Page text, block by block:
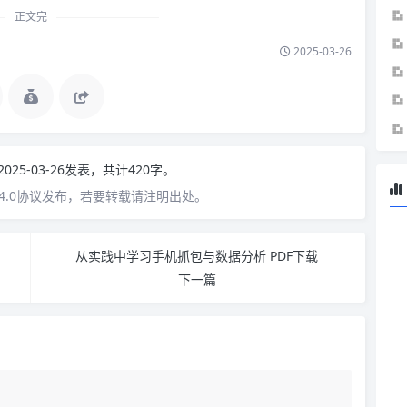
正文完
2025-03-26
03-26发表，共计420字。
协议发布，若要转载请注明出处。
从实践中学习手机抓包与数据分析 PDF下载
下一篇